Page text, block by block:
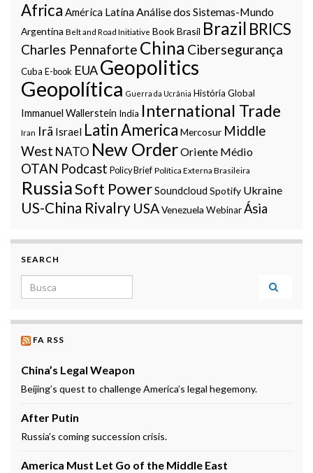
Africa América LatinaAnálise dos Sistemas-Mundo
Argentina Belt and Road Initiative BookBrasil Brazil BRICS
Charles Pennaforte China Cibersegurança
Cuba E-book EUAGeopolitics
Geopolítica Guerra da Ucrânia História Global
Immanuel Wallerstein India International Trade
Iran Irã Israel Latin America Mercosur Middle
West NATO New OrderOriente Médio
OTAN Podcast Policy Brief Política Externa Brasileira
RussiaSoft PowerSoundcloud Spotify Ukraine
US-China Rivalry USAVenezuela WebinarÁsia
SEARCH
Search for:
FA RSS
China’s Legal Weapon
Beijing’s quest to challenge America’s legal hegemony.
After Putin
Russia’s coming succession crisis.
America Must Let Go of the Middle East